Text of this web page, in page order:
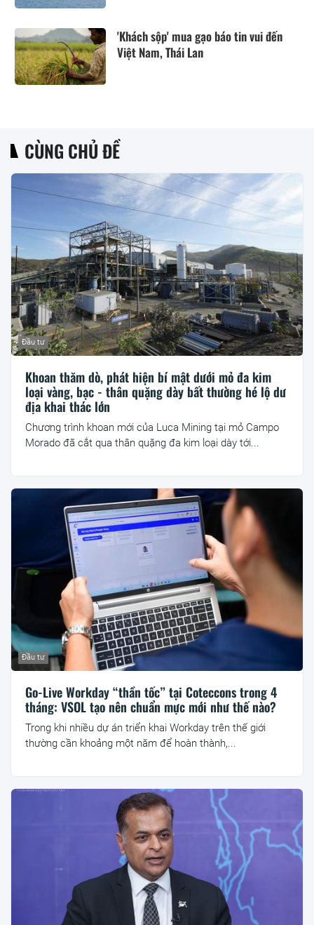
'Khách sộp' mua gạo báo tin vui đến
Việt Nam, Thái Lan
CÙNG CHỦ ĐỀ
Khoan thăm dò, phát hiện bí mật dưới mỏ đa kim
loại vàng, bạc - thân quặng dày bất thường hé lộ dư
địa khai thác lớn
Đầu tư
Chương trình khoan mới của Luca Mining tại mỏ Campo
Morado đã cắt qua thân quặng đa kim loại dày tới...
Go-Live Workday “thần tốc” tại Coteccons trong 4
tháng: VSOL tạo nên chuẩn mực mới như thế nào?
Đầu tư
Trong khi nhiều dự án triển khai Workday trên thế giới
thường cần khoảng một năm để hoàn thành,...